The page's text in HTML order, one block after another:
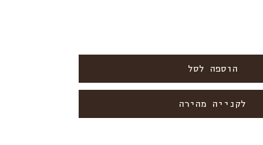
הוספה לסל
לקנייה מהירה